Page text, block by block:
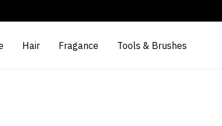
Hair Fragance Tools & Brushes